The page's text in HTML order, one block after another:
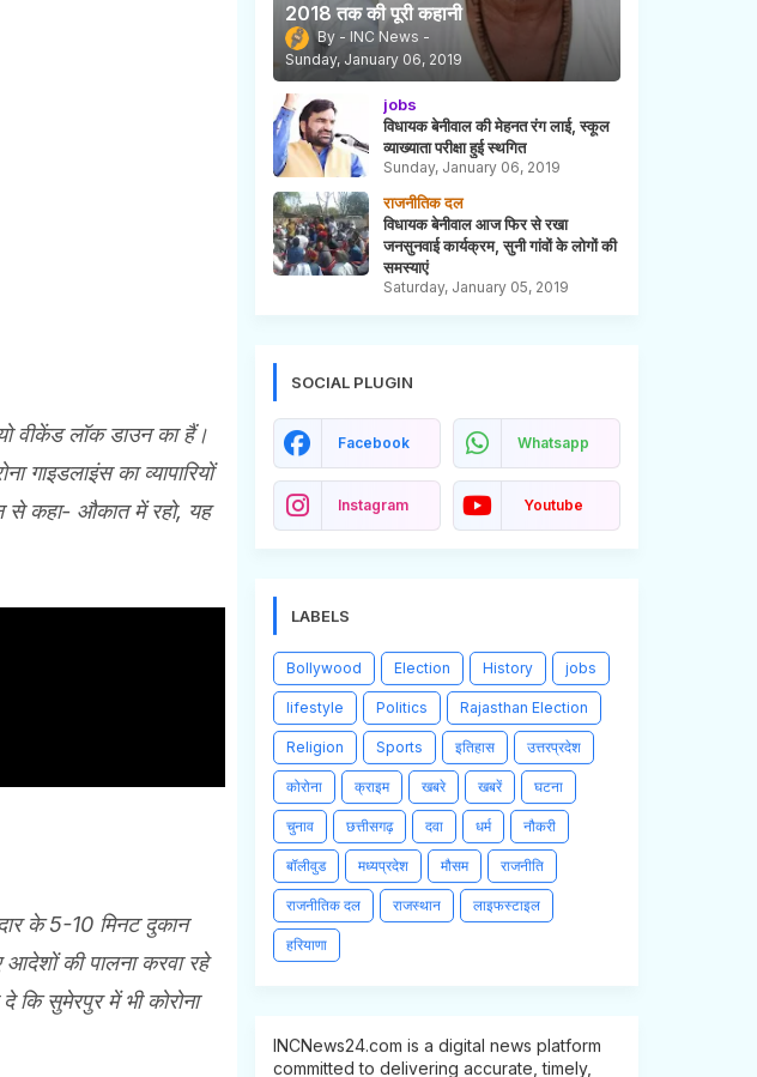
वीकेंड लॉक डाउन का हैं।
गाइडलाइंस का व्यापारियों
से कहा- औकात में रहो, यह
के 5-10 मिनट दुकान
आदेशों की पालना करवा रहे
सुमेरपुर में भी कोरोना
2018 तक की पूरी कहानी
INC News
Sunday, January 06, 2019
jobs
विधायक बेनीवाल की मेहनत रंग लाई, स्कूल
व्याख्याता परीक्षा हुई स्थगित
Sunday, January 06, 2019
राजनीतिक दल
विधायक बेनीवाल आज फिर से रखा
जनसुनवाई कार्यक्रम, सुनी गांवों के लोगों की
समस्याएं
Saturday, January 05, 2019
SOCIAL PLUGIN
Facebook Whatsapp
Instagram Youtube
LABELS
Bollywood Election History jobs
lifestyle Politics Rajasthan Election
Religion Sports इतिहास उत्तरप्रदेश
कोरोना क्राइम खबरे खबरें घटना
चुनाव छत्तीसगढ़ दवा धर्म नौकरी
बॉलीवुड मध्यप्रदेश मौसम राजनीति
राजनीतिक दल राजस्थान लाइफस्टाइल
हरियाणा
INCNews24.com is a digital news platform
committed to delivering accurate, timely,